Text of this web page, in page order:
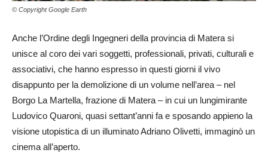
© Copyright Google Earth
Anche l’Ordine degli Ingegneri della provincia di Matera si
unisce al coro dei vari soggetti, professionali, privati, culturali e
associativi, che hanno espresso in questi giorni il vivo
disappunto per la demolizione di un volume nell’area – nel
Borgo La Martella, frazione di Matera – in cui un lungimirante
Ludovico Quaroni, quasi settant’anni fa e sposando appieno la
visione utopistica di un illuminato Adriano Olivetti, immaginò un
cinema all’aperto.